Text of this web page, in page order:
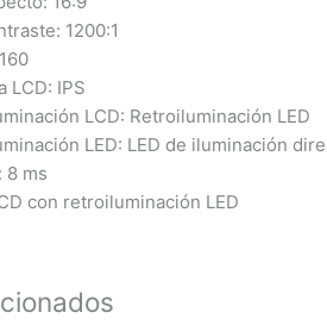
1200:1
LCD: IPS
LCD: Retroiluminación LED
LED: LED de iluminación
8 ms
con retroiluminación LED